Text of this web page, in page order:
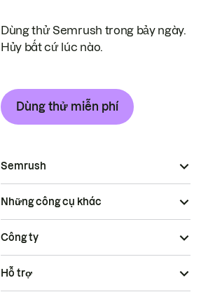
Dùng thử Semrush trong bảy ngày.
Hủy bất cứ lúc nào.
Dùng thử miễn phí
Semrush
Những công cụ khác
Công ty
Hỗ trợ